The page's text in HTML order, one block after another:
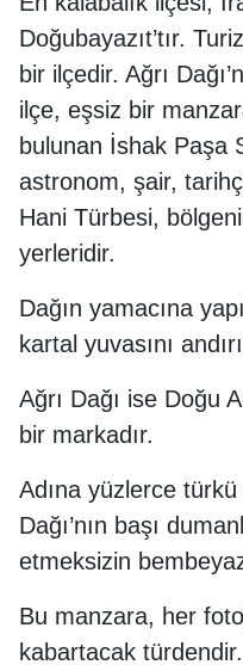
Doğubayazıt’tır.
bir ilçedir. Ağrı
ilçe, eşsiz bir
bulunan İshak Paşa
astronom, şair,
Hani Türbesi,
yerleridir.
Dağın yamacına
kartal yuvasını
Ağrı Dağı ise Doğu
bir markadır.
Adına yüzlerce türkü
Dağı’nın başı
etmeksizin
Bu manzara, her
kabartacak türdendir.